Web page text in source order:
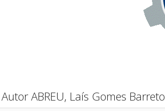
ABREU, Laís Gomes Barreto